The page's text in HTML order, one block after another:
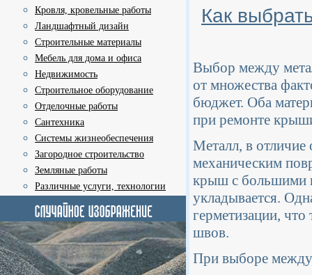
Кровля, кровельные работы
Ландшафтный дизайн
Строительные материалы
Мебель для дома и офиса
Недвижимость
Строительное оборудование
Отделочные работы
Сантехника
Системы жизнеобеспечения
Загородное строительство
Земляные работы
Различные услуги, технологии
Как
Выбор между
от множества
бюджет. Оба
при ремонте
Металл, в отличие
механическим
крыш с большими
укладывается.
герметизации,
швов.
При выборе между